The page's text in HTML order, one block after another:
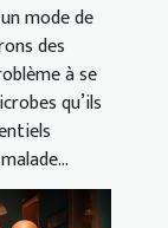
mode de
des
à se
qu’ils